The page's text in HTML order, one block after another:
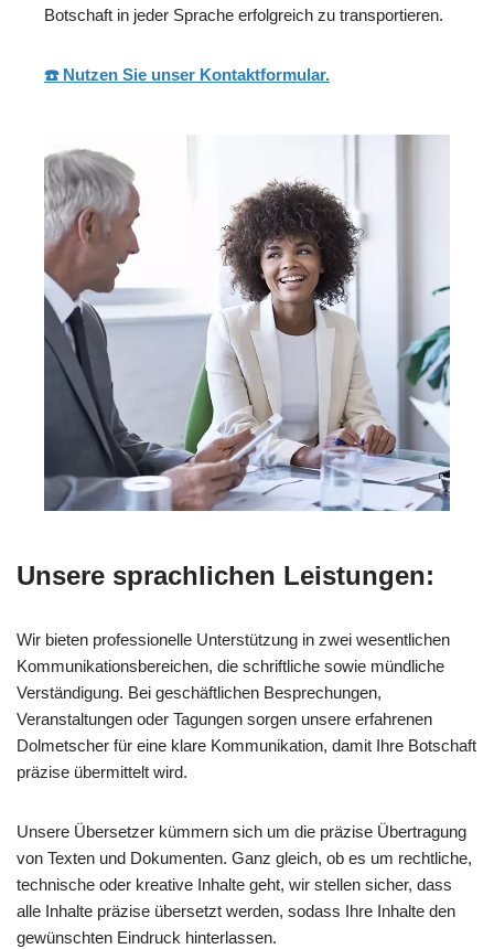
Botschaft in jeder Sprache erfolgreich zu transportieren.
☎️ Nutzen Sie unser Kontaktformular.
Unsere sprachlichen Leistungen:
Wir bieten professionelle Unterstützung in zwei wesentlichen
Kommunikationsbereichen, die schriftliche sowie mündliche
Verständigung. Bei geschäftlichen Besprechungen,
Veranstaltungen oder Tagungen sorgen unsere erfahrenen
Dolmetscher für eine klare Kommunikation, damit Ihre Botschaft
präzise übermittelt wird.
Unsere Übersetzer kümmern sich um die präzise Übertragung
von Texten und Dokumenten. Ganz gleich, ob es um rechtliche,
technische oder kreative Inhalte geht, wir stellen sicher, dass
alle Inhalte präzise übersetzt werden, sodass Ihre Inhalte den
gewünschten Eindruck hinterlassen.